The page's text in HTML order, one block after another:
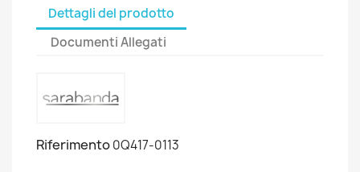
Dettagli del prodotto
Documenti Allegati
Riferimento0Q417-0113